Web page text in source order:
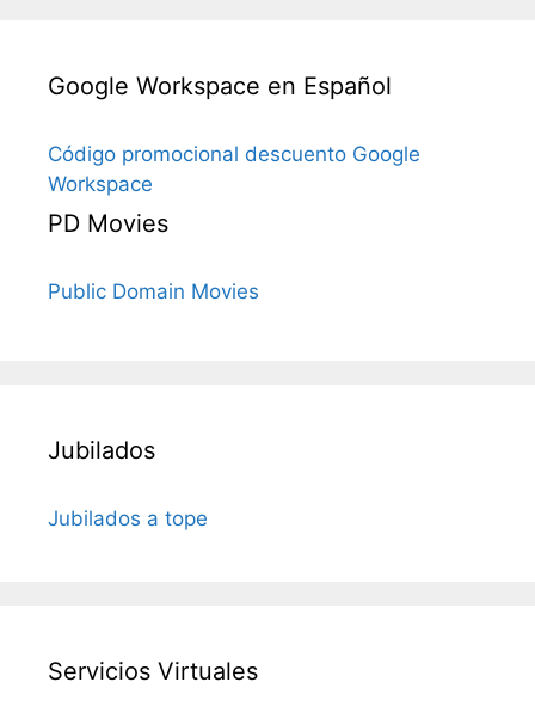
Google Workspace en Español
Código promocional descuento Google
Workspace
PD Movies
Public Domain Movies
Jubilados
Jubilados a tope
Servicios Virtuales